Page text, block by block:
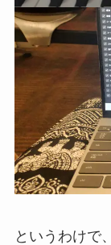
というわけで